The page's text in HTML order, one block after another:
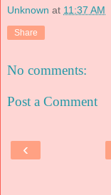
Unknown at 11:37 AM
Share
No comments:
Post a Comment
‹